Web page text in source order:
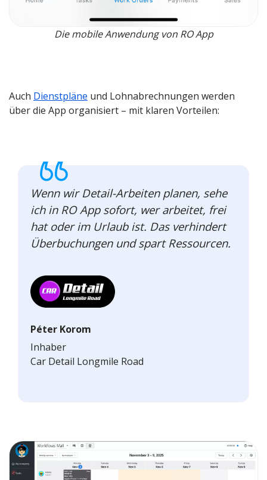
Die mobile Anwendung von RO App
Auch Dienstpläne und Lohnabrechnungen werden
über die App organisiert – mit klaren Vorteilen:
Wenn wir Detail-Arbeiten planen, sehe
ich in RO App sofort, wer arbeitet, frei
hat oder im Urlaub ist. Das verhindert
Überbuchungen und spart Ressourcen.
Péter Korom
Inhaber
Car Detail Longmile Road